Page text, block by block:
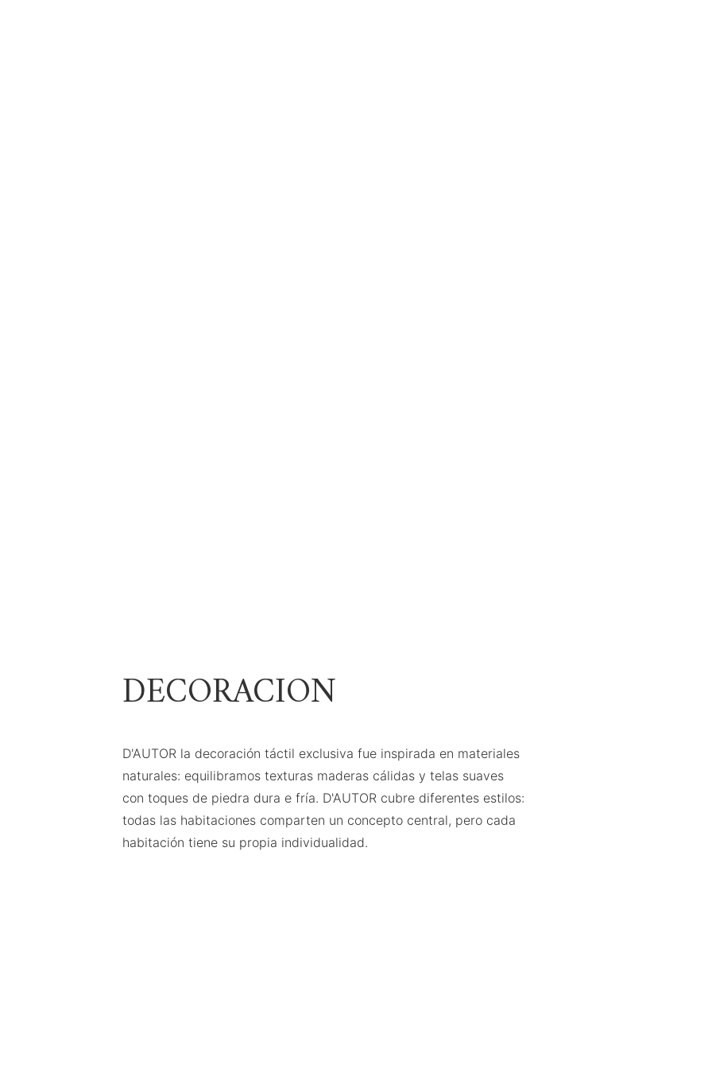
DECORACION
D'AUTOR la decoración táctil exclusiva fue inspirada en materiales
naturales: equilibramos texturas maderas cálidas y telas suaves
con toques de piedra dura e fría. D'AUTOR cubre diferentes estilos:
todas las habitaciones comparten un concepto central, pero cada
habitación tiene su propia individualidad.